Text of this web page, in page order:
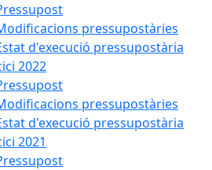
pressupostàries
d'execució pressupostària
2022
pressupostàries
d'execució pressupostària
2021